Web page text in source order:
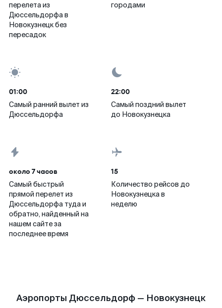
перелета из
Дюссельдорфа в
Новокузнецк без
пересадок
городами
01:00
Самый ранний вылет из
Дюссельдорфа
22:00
Самый поздний вылет
до Новокузнецка
около 7 часов
Самый быстрый
прямой перелет из
Дюссельдорфа туда и
обратно, найденный на
нашем сайте за
последнее время
15
Количество рейсов до
Новокузнецка в
неделю
Аэропорты Дюссельдорф — Новокузнецк